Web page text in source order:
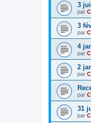
3
par
3
par
4
par
2
par
par
31
par